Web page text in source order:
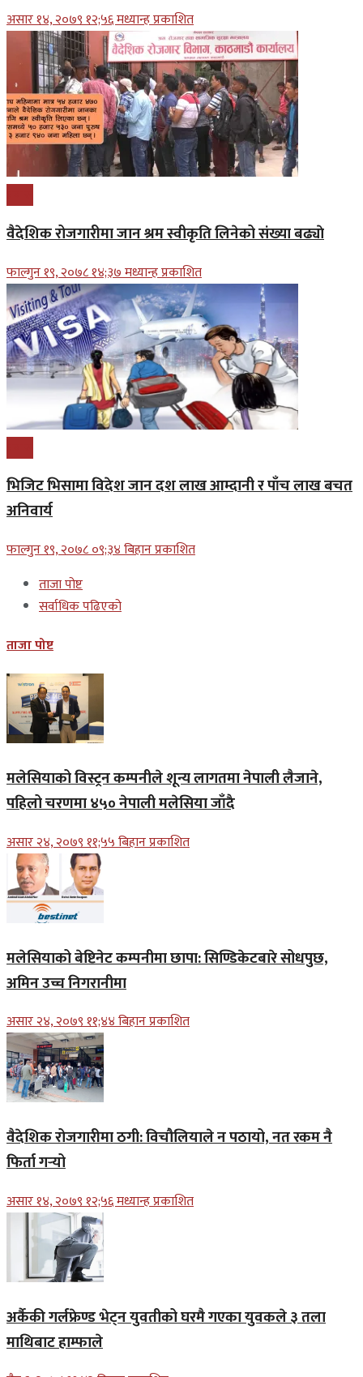
असार १४, २०७९ १२;५६ मध्यान्ह प्रकाशित
वैदेशिक रोजगारीमा जान श्रम स्वीकृति लिनेको संख्या बढ्याे
फाल्गुन १९, २०७८ १४;३७ मध्यान्ह प्रकाशित
भिजिट भिसामा विदेश जान दश लाख आम्दानी र पाँच लाख बचत
अनिवार्य
फाल्गुन १९, २०७८ ०९;३४ बिहान प्रकाशित
ताजा पोष्ट
सर्वाधिक पढिएको
ताजा पोष्ट
मलेसियाको विस्ट्रन कम्पनीले शून्य लागतमा नेपाली लैजाने,
पहिलो चरणमा ४५० नेपाली मलेसिया जाँदै
असार २४, २०७९ ११;५५ बिहान प्रकाशित
मलेसियाको बेष्टिनेट कम्पनीमा छापा: सिण्डिकेटबारे सोधपुछ,
अमिन उच्च निगरानीमा
असार २४, २०७९ ११;४४ बिहान प्रकाशित
वैदेशिक रोजगारीमा ठगी: विचौलियाले न पठायो, नत रकम नै
फिर्ता गर्‍यो
असार १४, २०७९ १२;५६ मध्यान्ह प्रकाशित
अर्कैकी गर्लफ्रेण्ड भेट्न युवतीको घरमै गएका युवकले ३ तला
माथिबाट हाम्फाले